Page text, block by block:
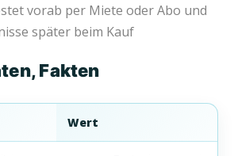
vorab per Miete oder Abo und
später beim Kauf
Fakten
Wert